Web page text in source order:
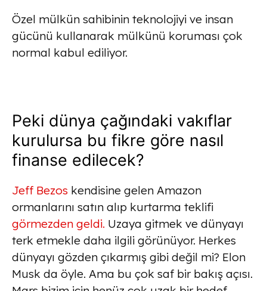
Özel mülkün sahibinin teknolojiyi ve insan
gücünü kullanarak mülkünü koruması çok
normal kabul ediliyor.
Peki dünya çağındaki vakıflar
kurulursa bu fikre göre nasıl
finanse edilecek?
Jeff Bezos kendisine gelen Amazon
ormanlarını satın alıp kurtarma teklifi
görmezden geldi. Uzaya gitmek ve dünyayı
terk etmekle daha ilgili görünüyor. Herkes
dünyayı gözden çıkarmış gibi değil mi? Elon
Musk da öyle. Ama bu çok saf bir bakış açısı.